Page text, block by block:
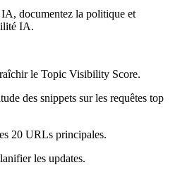
documentez la politique et
IA.
le Topic Visibility Score.
des snippets sur les requêtes top
20 URLs principales.
les updates.